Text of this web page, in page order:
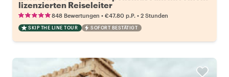
lizenzierten Reiseleiter
848 Bewertungen • €47.80 p.P. • 2 Stunden
SKIP THE LINE TOUR SOFORT BESTÄTIGT